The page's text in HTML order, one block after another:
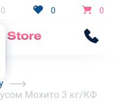
0 0 0
Мохито 3 кг/КФ